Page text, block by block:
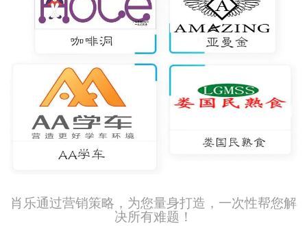
肖乐通过营销策略，为您量身打造，一次性帮您解
决所有难题！